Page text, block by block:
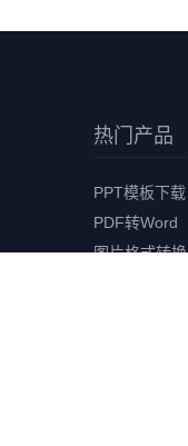
热门产品
PPT模板下载
PDF转Word
图片格式转换